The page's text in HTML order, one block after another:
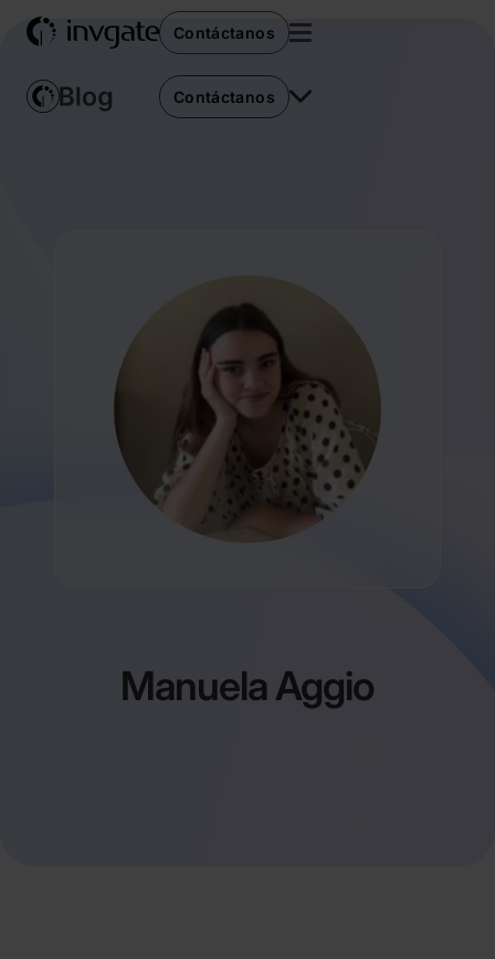
Contáctanos
Contáctanos
Manuela Aggio